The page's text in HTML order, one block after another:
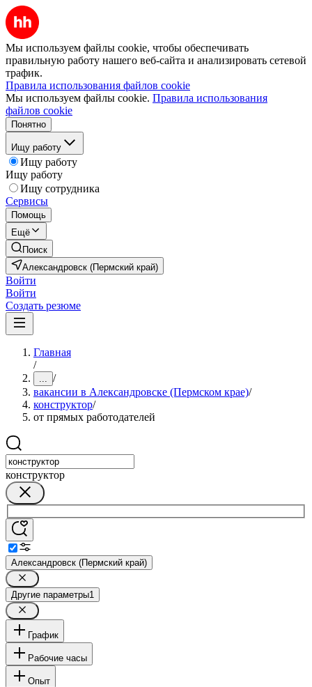
Мы используем файлы cookie, чтобы обеспечивать
правильную работу нашего веб-сайта и анализировать сетевой
трафик.
Правила использования файлов cookie
Мы используем файлы cookie. Правила использования
файлов cookie
Понятно
Ищу работу
Ищу работу
Ищу работу
Ищу сотрудника
Сервисы
Помощь
Ещё
Поиск
Александровск (Пермский край)
Войти
Войти
Создать резюме
Главная
/
... /
вакансии в Александровске (Пермском крае)/
конструктор/
от прямых работодателей
конструктор
Александровск (Пермский край)
Другие параметры1
График
Рабочие часы
Опыт